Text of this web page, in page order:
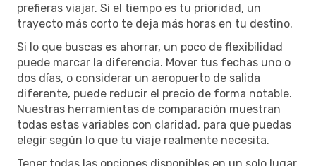
prefieras viajar. Si el tiempo es tu prioridad, un
trayecto más corto te deja más horas en tu destino.
Si lo que buscas es ahorrar, un poco de flexibilidad
puede marcar la diferencia. Mover tus fechas uno o
dos días, o considerar un aeropuerto de salida
diferente, puede reducir el precio de forma notable.
Nuestras herramientas de comparación muestran
todas estas variables con claridad, para que puedas
elegir según lo que tu viaje realmente necesita.